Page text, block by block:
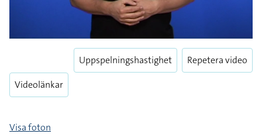
Videolänkar
Uppspelningshastighet Repetera video
Visa foton